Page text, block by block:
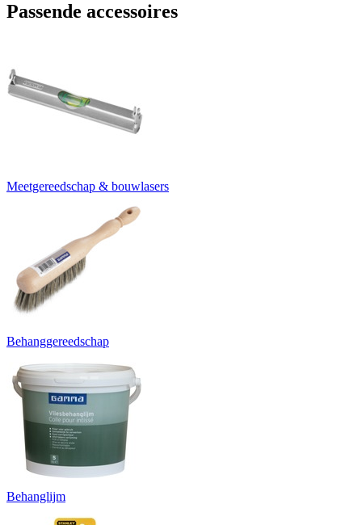
Passende accessoires
Meetgereedschap & bouwlasers
Behanggereedschap
Behanglijm